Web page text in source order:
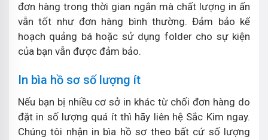
đơn hàng trong thời gian ngắn mà chất lượng in ấn
vẫn tốt như đơn hàng bình thường. Đảm bảo kế
hoạch quảng bá hoặc sử dụng folder cho sự kiện
của bạn vẫn được đảm bảo.
In bìa hồ sơ số lượng ít
Nếu bạn bị nhiều cơ sở in khác từ chối đơn hàng do
đặt in số lượng quá ít thì hãy liên hệ Sắc Kim ngay.
Chúng tôi nhận in bìa hồ sơ theo bất cứ số lượng